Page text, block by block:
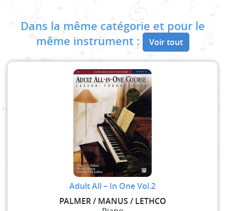
Dans la même catégorie et pour le
même instrument :
Voir tout
Adult All – In One Vol.2
PALMER / MANUS / LETHCO